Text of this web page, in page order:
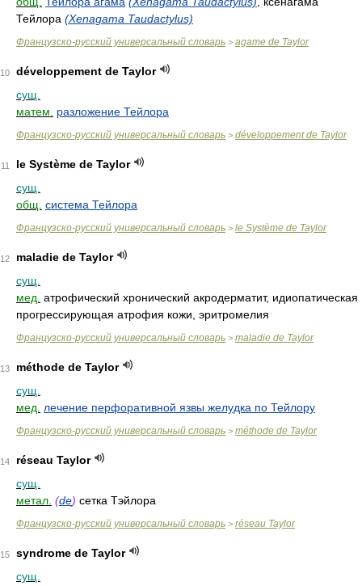
Тейлора (Xenagama Taudactylus)
Французско-русский универсальный словарь > agame de Taylor
10
développement de Taylor
сущ.
матем.
разложение Тейлора
Французско-русский универсальный словарь > développement de Taylor
11
le Système de Taylor
сущ.
общ. система Тейлора
Французско-русский универсальный словарь > le Système de Taylor
12
maladie de Taylor
сущ.
мед. атрофический хронический акродерматит, идиопатическая
прогрессирующая атрофия кожи, эритромелия
Французско-русский универсальный словарь > maladie de Taylor
13
méthode de Taylor
сущ.
мед.
лечение перфоративной язвы желудка по Тейлору
Французско-русский универсальный словарь > méthode de Taylor
14
réseau Taylor
сущ.
метал. (de) сетка Тэйлора
Французско-русский универсальный словарь > réseau Taylor
15
syndrome de Taylor
сущ.